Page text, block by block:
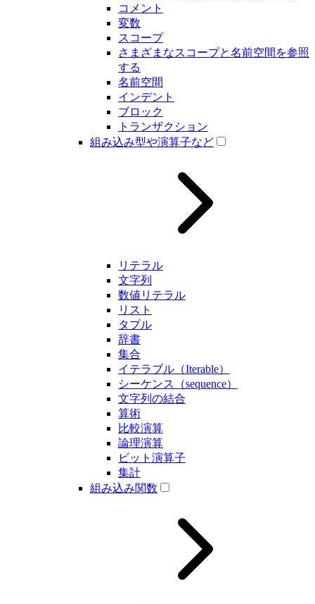
コメント
変数
スコープ
さまざまなスコープと名前空間を参照
する
名前空間
インデント
ブロック
トランザクション
組み込み型や演算子など
リテラル
文字列
数値リテラル
リスト
タプル
辞書
集合
イテラブル（Iterable）
シーケンス（sequence）
文字列の結合
算術
比較演算
論理演算
ビット演算子
集計
組み込み関数